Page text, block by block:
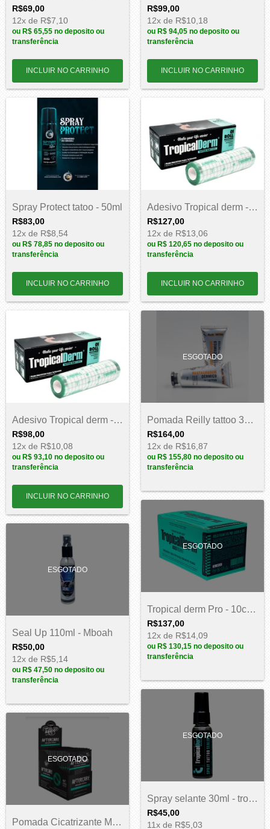
R$69,00
12x de R$7,10
ou R$ 65,55 no deposito ou
transferência
R$99,00
12x de R$10,18
ou R$ 94,05 no deposito ou
transferência
Spray Protect tatoo - 50ml
R$83,00
12x de R$8,54
ou R$ 78,85 no deposito ou
transferência
Adesivo Tropical derm - 10cm x 10m
R$127,00
12x de R$13,06
ou R$ 120,65 no deposito ou
transferência
Adesivo Tropical derm - 10cm x 5m
R$98,00
12x de R$10,08
ou R$ 93,10 no deposito ou
transferência
ESGOTADO
Pomada Reilly tattoo 30g - 20un
R$164,00
12x de R$16,87
ou R$ 155,80 no deposito ou
transferência
ESGOTADO
Seal Up 110ml - Mboah
R$50,00
12x de R$5,14
ou R$ 47,50 no deposito ou
transferência
ESGOTADO
Tropical derm Pro - 10cm x 5m
R$137,00
12x de R$14,09
ou R$ 130,15 no deposito ou
transferência
ESGOTADO
Pomada Cicatrizante MBoah - 20un de 10ml
ESGOTADO
Spray selante 30ml - tropical derm
R$45,00
11x de R$5,03